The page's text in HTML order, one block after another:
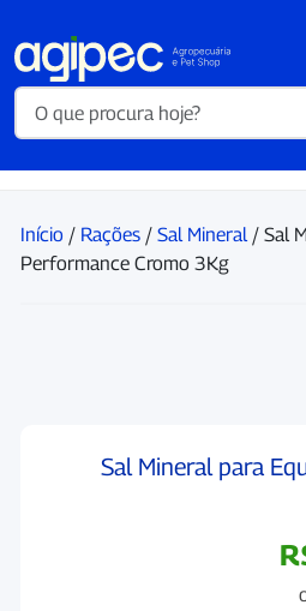
Início / Rações / Sal Mineral/ Sal
Performance Cromo 3Kg
Sal Mineral para